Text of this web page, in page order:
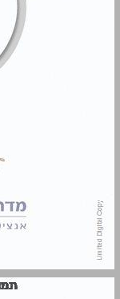
מדריך ישראל החדש - מילון למונחי יסוד ומפתח ... 0